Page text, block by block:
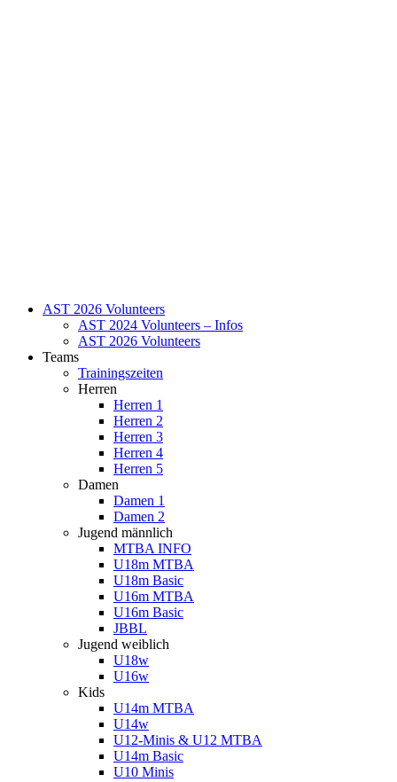
AST 2026 Volunteers
AST 2024 Volunteers – Infos
AST 2026 Volunteers
Teams
Trainingszeiten
Herren
Herren 1
Herren 2
Herren 3
Herren 4
Herren 5
Damen
Damen 1
Damen 2
Jugend männlich
MTBA INFO
U18m MTBA
U18m Basic
U16m MTBA
U16m Basic
JBBL
Jugend weiblich
U18w
U16w
Kids
U14m MTBA
U14w
U12-Minis & U12 MTBA
U14m Basic
U10 Minis